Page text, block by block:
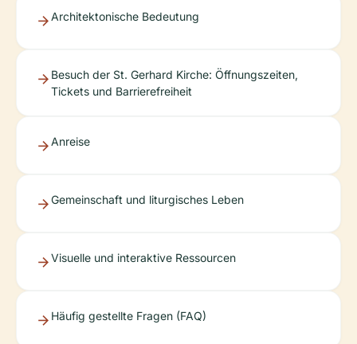
Architektonische Bedeutung
Besuch der St. Gerhard Kirche: Öffnungszeiten,
Tickets und Barrierefreiheit
Anreise
Gemeinschaft und liturgisches Leben
Visuelle und interaktive Ressourcen
Häufig gestellte Fragen (FAQ)